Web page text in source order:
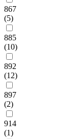
867
(5)
885
(10)
892
(12)
897
(2)
914
(1)